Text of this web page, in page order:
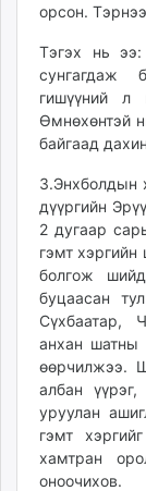
орсон.
Тэгэх нь ээ:
сунгагдаж
гишүүний л
Өмнөхөнтэй
байгаад
З.Энхболдын
дүүргийн
2 дугаар
гэмт
болгож
буцаасан
Сүхбаатар,
анхан шатны
өөрчилжээ.
албан
уруулан
гэмт
хамтран
оноочихов.